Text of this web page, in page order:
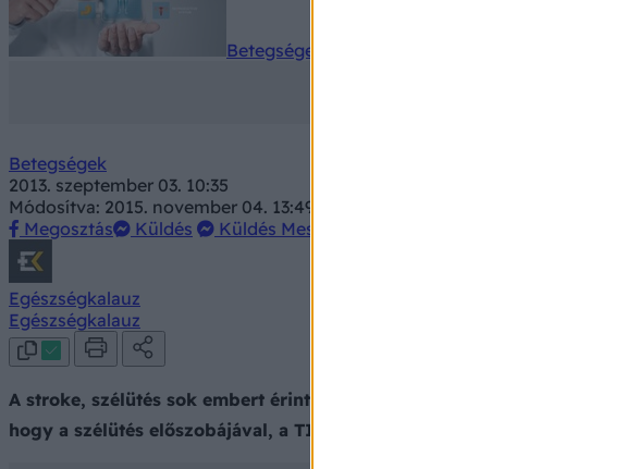
Betegségek A-Z
Betegségek
2013. szeptember 03. 10:35
Módosítva: 2015. november 04. 13:49
Megosztás
Küldés Küldés Messengeren
Egészségkalauz
Egészségkalauz
A stroke, szélütés sok embert érint napjainkban. Egyes esetekben
hogy a szélütés előszobájával, a TIA-val (átmeneti agyi vérellátási